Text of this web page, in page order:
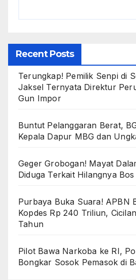
Recent Posts
Terungkap! Pemilik Senpi di
Jaksel Ternyata Direktur
Gun Impor
Buntut Pelanggaran Berat,
Kepala Dapur MBG dan
Geger Grobogan! Mayat
Diduga Terkait Hilangnya
Purbaya Buka Suara! APBN
Kopdes Rp 240 Triliun,
Tahun
Pilot Bawa Narkoba ke RI,
Bongkar Sosok Pemasok di